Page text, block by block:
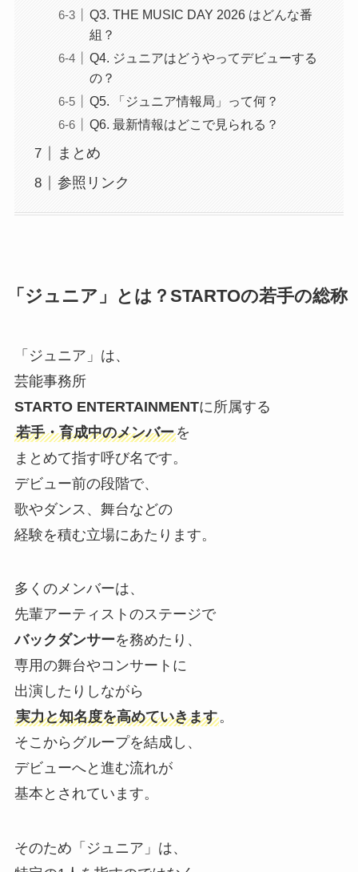
Q3. THE MUSIC DAY 2026 はどんな番
組？
Q4. ジュニアはどうやってデビューする
の？
Q5. 「ジュニア情報局」って何？
Q6. 最新情報はどこで見られる？
まとめ
参照リンク
「ジュニア」とは？STARTOの若手の総称
「ジュニア」は、
芸能事務所
STARTO ENTERTAINMENTに所属する
若手・育成中のメンバーを
まとめて指す呼び名です。
デビュー前の段階で、
歌やダンス、舞台などの
経験を積む立場にあたります。
多くのメンバーは、
先輩アーティストのステージで
バックダンサーを務めたり、
専用の舞台やコンサートに
出演したりしながら
実力と知名度を高めていきます。
そこからグループを結成し、
デビューへと進む流れが
基本とされています。
そのため「ジュニア」は、